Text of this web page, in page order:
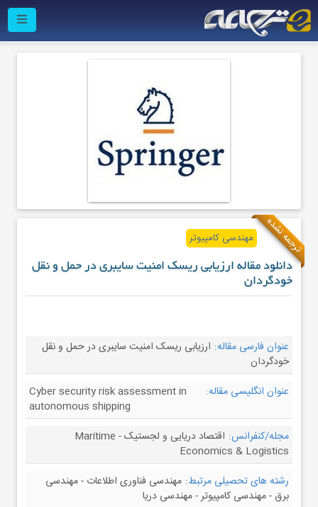
ترجمه نشده مهندسی کامپیوتر
دانلود مقاله ارزیابی ریسک امنیت سایبری در حمل و نقل
خودگردان
عنوان فارسی مقاله: ارزیابی ریسک امنیت سایبری در حمل و نقل
خودگردان
عنوان انگلیسی مقاله:
Cyber security risk assessment in
autonomous shipping
مجله/کنفرانس:
اقتصاد دریایی و لجستیک - Maritime
Economics & Logistics
رشته های تحصیلی مرتبط: مهندسی فناوری اطلاعات - مهندسی
برق - مهندسی کامپیوتر - مهندسی دریا